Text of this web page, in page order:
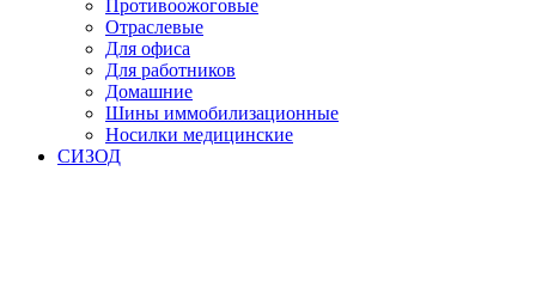
Противоожоговые
Отраслевые
Для офиса
Для работников
Домашние
Шины иммобилизационные
Носилки медицинские
СИЗОД